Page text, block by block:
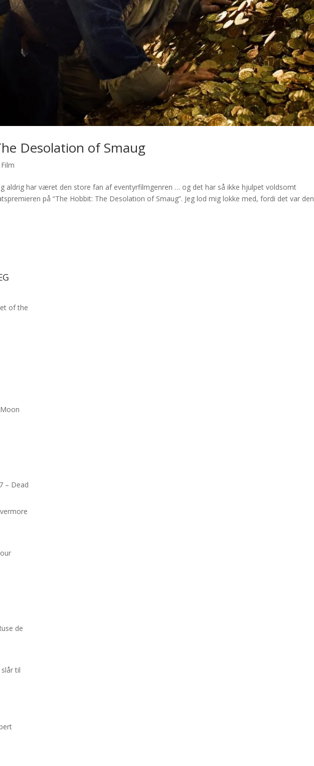
Desolation of Smaug
Film
aldrig har været den store fan af eventyrfilmgenren … og det har så ikke hjulpet voldsomt
på “The Hobbit: The Desolation of Smaug”. Jeg lod mig lokke med, fordi det var den
of the
– Dead
de
til